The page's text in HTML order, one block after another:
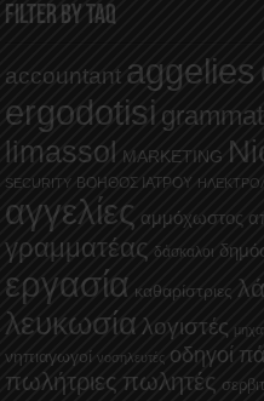
FILTER BY TAQ
accountant aggelies
ergodotisi
limassol MARKETING
SECURITY ΒΟΗΘΟΣ ΙΑΤΡΟΥ
αγγελίες αμμόχωστος
γραμματέας δάσκαλοι
εργασία καθαρίστριες
λευκωσία λογιστές
νηπιαγωγοί νοσηλευτές οδηγοί
πωλήτριες πωλητές